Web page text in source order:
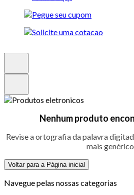
Nenhum produto
Revise a ortografia da palavra
mais
Voltar para a Página inicial
Navegue pelas nossas categorias